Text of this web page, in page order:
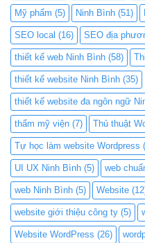
Mỹ phẩm (5) Ninh Bình (51)
SEO local (16) SEO địa
thiết kế web Ninh Bình (58)
thiết kế website Ninh Bình (35)
thiết kế website đa ngôn ngữ
thẩm mỹ viện (7) Thủ thuật
Tự học làm website Wordpress
UI UX Ninh Bình (5) web
web Ninh Bình (5) Website
website giới thiệu công ty (5)
Website WordPress (26)